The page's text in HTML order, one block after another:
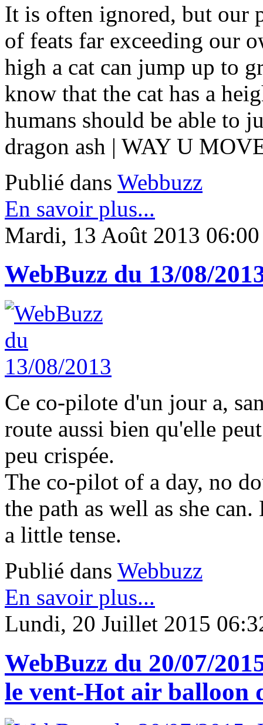
It is often ignored, but our
of feats far exceeding our
high a cat can jump up to
know that the cat has a
humans should be able to
dragon ash | WAY U
Publié dans Webbuzz
En savoir plus...
Mardi, 13 Août 2013 06:00
WebBuzz du 13/08/
Ce co-pilote d'un jour a,
route aussi bien qu'elle
peu crispée.
The co-pilot of a day, no
the path as well as she
a little tense.
Publié dans Webbuzz
En savoir plus...
Lundi, 20 Juillet 2015
WebBuzz du 20/07/
le vent-Hot air balloon